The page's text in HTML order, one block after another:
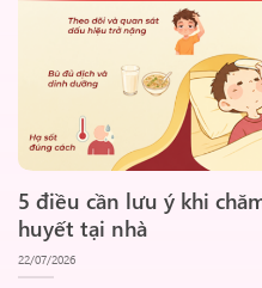
5 điều cần lưu ý khi
huyết tại nhà
22/07/2026